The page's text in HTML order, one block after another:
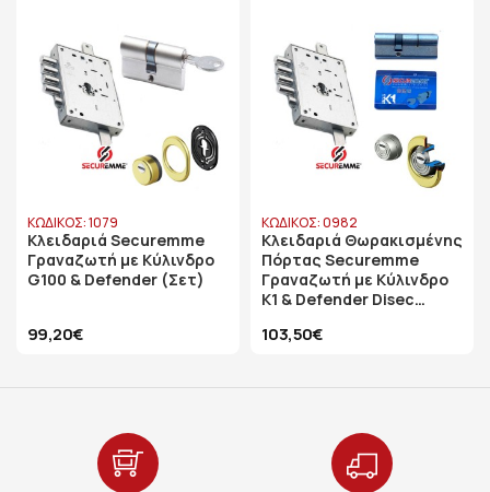
ΚΩΔΙΚΟΣ: 1079
Κλειδαριά Securemme
Γραναζωτή με Κύλινδρο
G100 & Defender (Σετ)
99,20€
ΚΩΔΙΚΟΣ: 0982
Κλειδαριά Θωρακισμένης
Πόρτας Securemme
Γραναζωτή με Κύλινδρο
K1 & Defender Disec
103,50€